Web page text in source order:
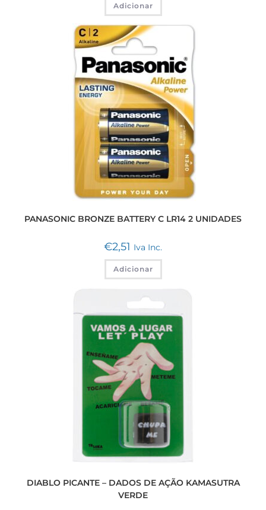
Adicionar
PANASONIC BRONZE BATTERY C LR14 2 UNIDADES
€2,51 Iva Inc.
Adicionar
DIABLO PICANTE – DADOS DE AÇÃO KAMASUTRA
VERDE